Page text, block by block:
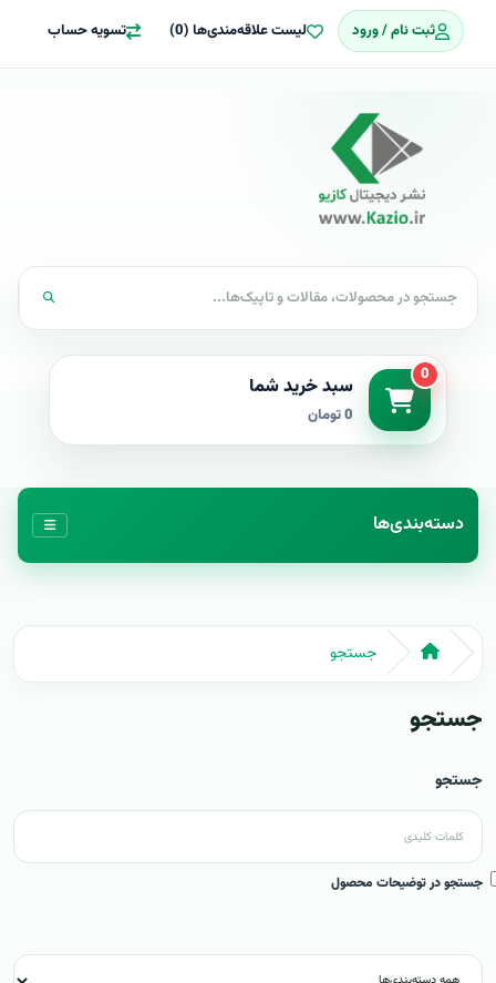
ثبت نام / ورود لیست علاقه‌مندی‌ها (0) تسویه حساب
0 سبد خرید شما
0 تومان
دسته‌بندی‌ها
جستجو
جستجو
جستجو
جستجو در توضیحات محصول